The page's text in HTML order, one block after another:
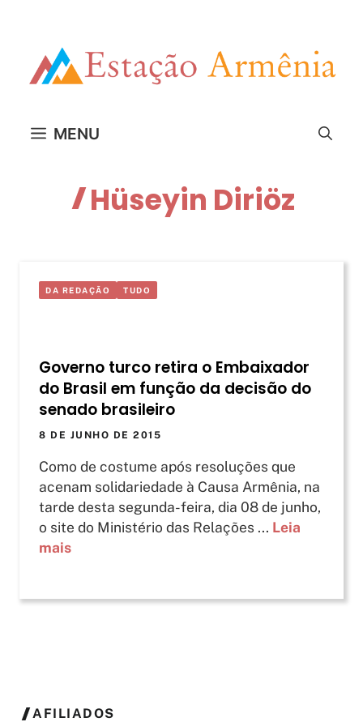
MENU
Hüseyin Diriöz
DA REDAÇÃO TUDO
Governo turco retira o Embaixador
do Brasil em função da decisão do
senado brasileiro
8 DE JUNHO DE 2015
Como de costume após resoluções que
acenam solidariedade à Causa Armênia, na
tarde desta segunda-feira, dia 08 de junho,
o site do Ministério das Relações ... Leia
mais
AFILIADOS